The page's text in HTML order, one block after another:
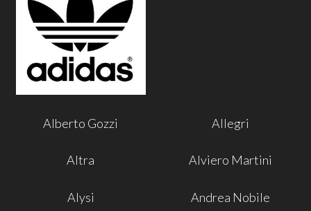
Alberto Gozzi Allegri
Altra Alviero Martini
Alysi Andrea Nobile